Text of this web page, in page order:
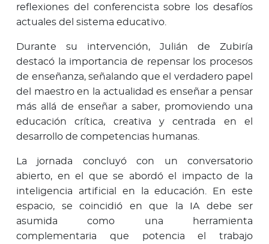
reflexiones del conferencista sobre los desafíos
actuales del sistema educativo.
Durante su intervención, Julián de Zubiría
destacó la importancia de repensar los procesos
de enseñanza, señalando que el verdadero papel
del maestro en la actualidad es enseñar a pensar
más allá de enseñar a saber, promoviendo una
educación crítica, creativa y centrada en el
desarrollo de competencias humanas.
La jornada concluyó con un conversatorio
abierto, en el que se abordó el impacto de la
inteligencia artificial en la educación. En este
espacio, se coincidió en que la IA debe ser
asumida como una herramienta
complementaria que potencia el trabajo